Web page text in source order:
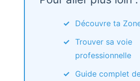
Découvre ta
Trouver sa voie
professionnelle
Guide complet